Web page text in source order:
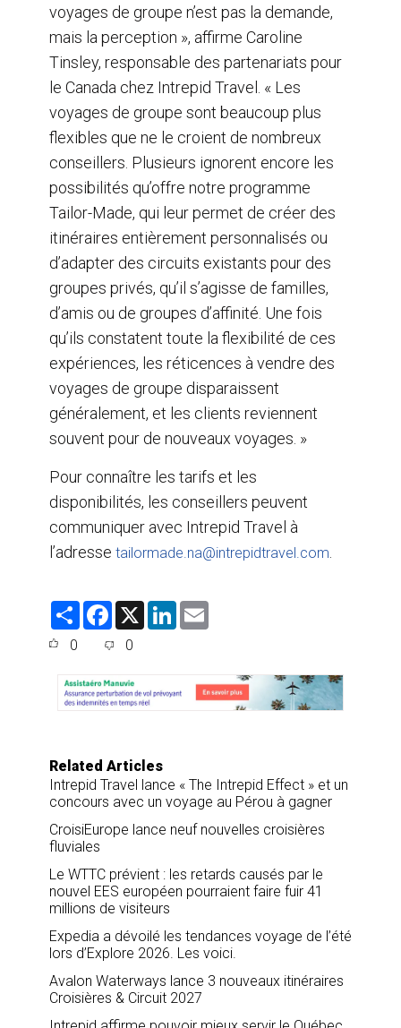
voyages de groupe n’est pas la demande,
mais la perception », affirme Caroline
Tinsley, responsable des partenariats pour
le Canada chez Intrepid Travel. « Les
voyages de groupe sont beaucoup plus
flexibles que ne le croient de nombreux
conseillers. Plusieurs ignorent encore les
possibilités qu’offre notre programme
Tailor-Made, qui leur permet de créer des
itinéraires entièrement personnalisés ou
d’adapter des circuits existants pour des
groupes privés, qu’il s’agisse de familles,
d’amis ou de groupes d’affinité. Une fois
qu’ils constatent toute la flexibilité de ces
expériences, les réticences à vendre des
voyages de groupe disparaissent
généralement, et les clients reviennent
souvent pour de nouveaux voyages. »
Pour connaître les tarifs et les
disponibilités, les conseillers peuvent
communiquer avec Intrepid Travel à
l’adresse tailormade.na@intrepidtravel.com
S
F
e
o
o
k
X
L
I
0 0
Related Articles
Intrepid Travel lance « The Intrepid Effect » et un
concours avec un voyage au Pérou à gagner
CroisiEurope lance neuf nouvelles croisières
fluviales
Le WTTC prévient : les retards causés par le
nouvel EES européen pourraient faire fuir 41
millions de visiteurs
Expedia a dévoilé les tendances voyage de l’été
lors d’Explore 2026. Les voici.
Avalon Waterways lance 3 nouveaux itinéraires
Croisières & Circuit 2027